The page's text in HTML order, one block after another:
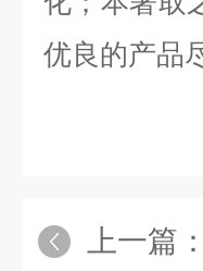
优良的产品
上一篇：